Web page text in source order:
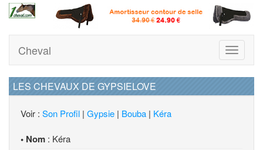
Toggle
Cheval
LES CHEVAUX DE GYPSIELOVE
Voir : Son Profil | Gypsie | Bouba | Kéra
• Nom : Kéra